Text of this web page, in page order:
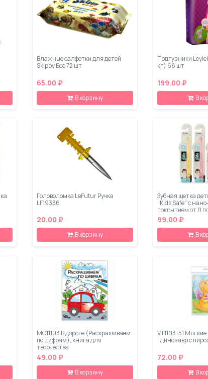
Влажные салфетки для детей
Skippy Eco 72 шт
65.00 ₽
В корзину
Подгузники
кг) 68 шт
199.00 ₽
В
Головоломка LeFutur Ручка
LF19336
20.00 ₽
В корзину
Зубная щетка
"Kids Safe" с
покрытием от 0
99.00 ₽
В
МС11103 В дороге (Раскрашиваем
по цифрам), книга для
творчества
49.00 ₽
В корзину
VT1103-51
"Динозавр с
72.00 ₽
В